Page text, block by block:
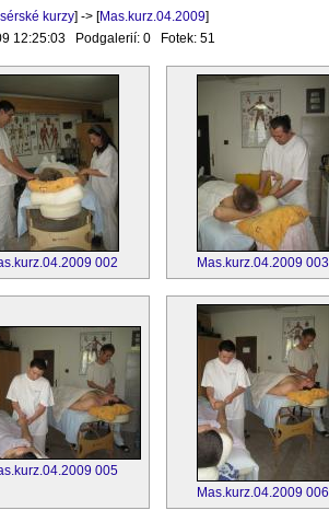
kurzy] -> [Mas.kurz.04.2009]
12:25:03 Podgalerií: 0 Fotek: 51
002
Mas.kurz.04.2009 003
005
Mas.kurz.04.2009 006